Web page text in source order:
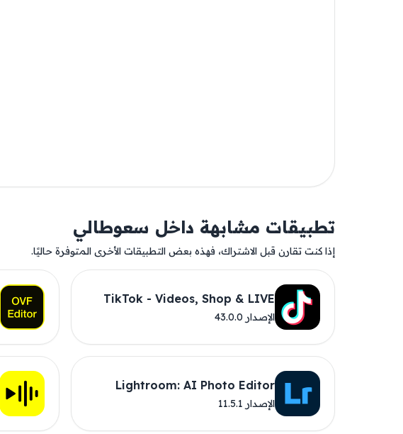
تطبيقات مشابهة داخل سعوطالي
إذا كنت تقارن قبل الاشتراك، فهذه بعض التطبيقات الأخرى المتوفرة حاليًا.
TikTok - Videos, Shop & LIVE
الإصدار 43.0.0
Lightroom: AI Photo Editor
الإصدار 11.5.1